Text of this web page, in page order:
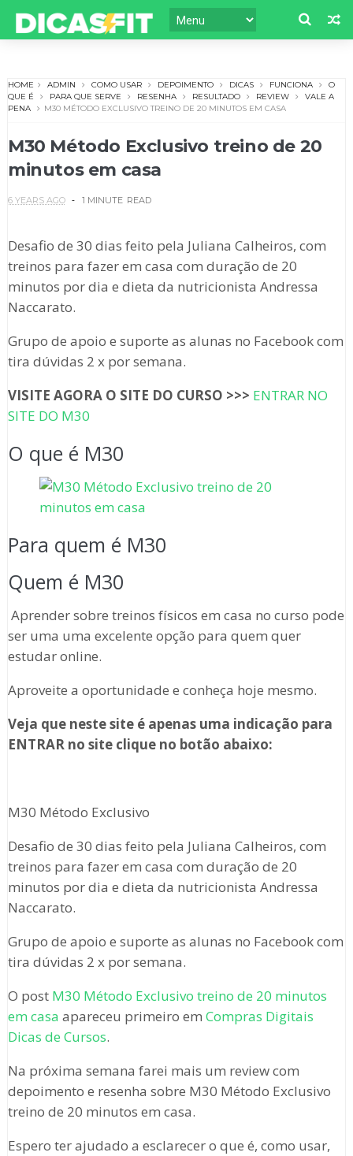
HOME ADMIN COMO USAR DEPOIMENTO DICAS FUNCIONA
O
QUE É
PARA QUE SERVE RESENHA RESULTADO REVIEW
VALE A
PENA
M30 MÉTODO EXCLUSIVO TREINO DE 20 MINUTOS EM CASA
M30 Método Exclusivo treino de 20
minutos em casa
6 YEARS AGO 1 MINUTE READ
Desafio de 30 dias feito pela Juliana Calheiros, com
treinos para fazer em casa com duração de 20
minutos por dia e dieta da nutricionista Andressa
Naccarato.
Grupo de apoio e suporte as alunas no Facebook com
tira dúvidas 2 x por semana.
VISITE AGORA O SITE DO CURSO >>> ENTRAR NO
SITE DO M30
O que é M30
Para quem é M30
Quem é M30
Aprender sobre treinos físicos em casa no curso pode
ser uma uma excelente opção para quem quer
estudar online.
Aproveite a oportunidade e conheça hoje mesmo.
Veja que neste site é apenas uma indicação para
ENTRAR no site clique no botão abaixo:
M30 Método Exclusivo
Desafio de 30 dias feito pela Juliana Calheiros, com
treinos para fazer em casa com duração de 20
minutos por dia e dieta da nutricionista Andressa
Naccarato.
Grupo de apoio e suporte as alunas no Facebook com
tira dúvidas 2 x por semana.
O post M30 Método Exclusivo treino de 20 minutos
em casa apareceu primeiro em Compras Digitais
Dicas de Cursos.
Na próxima semana farei mais um review com
depoimento e resenha sobre M30 Método Exclusivo
treino de 20 minutos em casa.
Espero ter ajudado a esclarecer o que é, como usar,